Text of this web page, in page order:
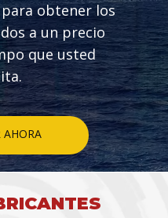
obtener los
a un precio
que usted